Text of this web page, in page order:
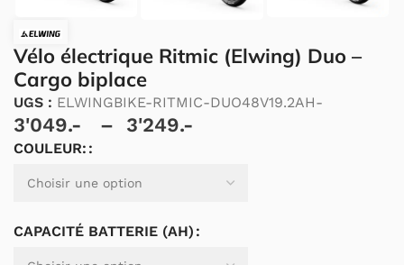
Vélo électrique Ritmic (Elwing) Duo –
Cargo biplace
UGS : ELWINGBIKE-RITMIC-DUO48V19.2AH-
3'049.- – 3'249.-
COULEUR:
CAPACITÉ BATTERIE (AH)
Alternative: